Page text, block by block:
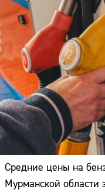
Средние цены на
Мурманской области